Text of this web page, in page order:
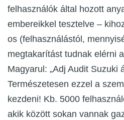
felhasználók által hozott
embereikkel tesztelve –
os (felhasználástól,
megtakarítást tudnak elérni
Magyarul: „Adj Audit Suzuki
Természetesen ezzel a
kezdeni! Kb. 5000
akik között sokan vannak